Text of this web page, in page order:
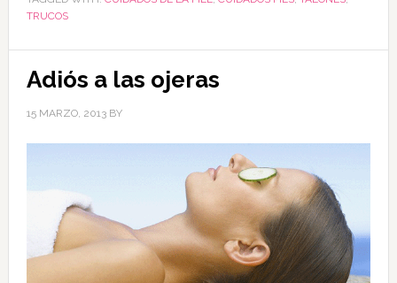
TRUCOS
Adiós a las ojeras
15 MARZO, 2013BY